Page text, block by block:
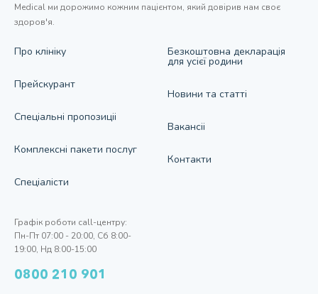
Medical ми дорожимо кожним пацієнтом, який довірив нам своє
здоров'я.
Про клiнiку
Прейскурант
Спецiальнi пропозицii
Комплекснi пакети послуг
Спецiалiсти
Безкоштовна декларація
для усієї родини
Новини та статтi
Вакансii
Контакти
Графік роботи call-центру:
Пн-Пт 07:00 - 20:00, Сб 8:00-
19:00, Нд 8:00-15:00
0800 210 901